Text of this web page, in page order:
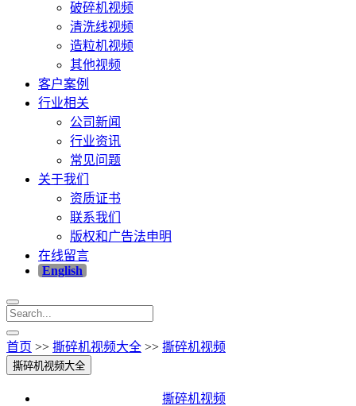
破碎机视频
清洗线视频
造粒机视频
其他视频
客户案例
行业相关
公司新闻
行业资讯
常见问题
关于我们
资质证书
联系我们
版权和广告法申明
在线留言
English
首页 >> 撕碎机视频大全 >> 撕碎机视频
撕碎机视频大全
撕碎机视频